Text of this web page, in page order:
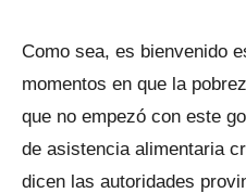
Como sea, es bienvenido
momentos en que la
que no empezó con este
de asistencia alimentaria
dicen las autoridades